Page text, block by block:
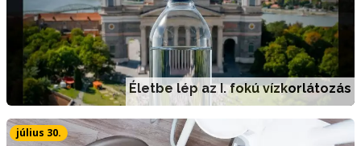
Életbe lép az I. fokú vízkorlátozás
július 30.